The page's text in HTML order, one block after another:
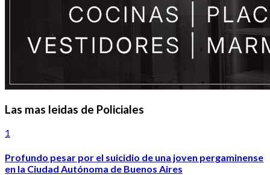
Las mas leidas de Policiales
1
Profundo pesar por el suicidio de una joven pergaminense
en la Ciudad Autónoma de Buenos Aires